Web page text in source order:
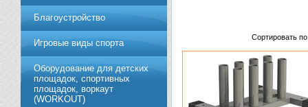
Сортировать
Благоустройство
Игровые виды спорта
Оборудование для детских
площадок, спортивных
площадок, воркаут
(WORKOUT)